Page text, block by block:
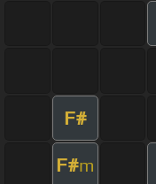
F#
F#m